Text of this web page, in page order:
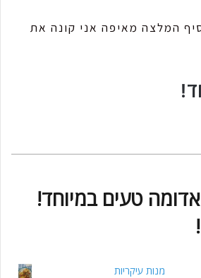
המלצה מאיפה אני קונה את
טעים במיוחד!
מנות עיקריות